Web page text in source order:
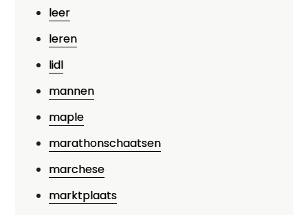
leer
leren
lidl
mannen
maple
marathonschaatsen
marchese
marktplaats